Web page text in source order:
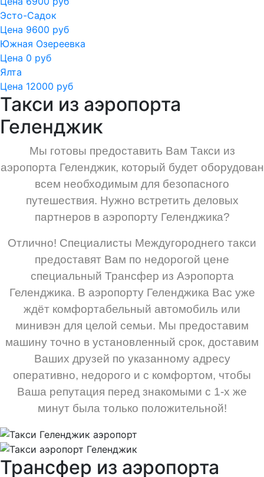
Эсто-Садок
Цена 9600 руб
Южная Озереевка
Цена 0 руб
Ялта
Цена 12000 руб
Такси из аэропорта
Геленджик
Мы готовы предоставить Вам Такси из
аэропорта Геленджик, который будет оборудован
всем необходимым для безопасного
путешествия. Нужно встретить деловых
партнеров в аэропорту Геленджика?
Отлично! Специалисты Междугороднего такси
предоставят Вам по недорогой цене
специальный Трансфер из Аэропорта
Геленджика. В аэропорту Геленджика Вас уже
ждёт комфортабельный автомобиль или
минивэн для целой семьи. Мы предоставим
машину точно в установленный срок, доставим
Ваших друзей по указанному адресу
оперативно, недорого и с комфортом, чтобы
Ваша репутация перед знакомыми с 1-х же
минут была только положительной!
Трансфер из аэропорта